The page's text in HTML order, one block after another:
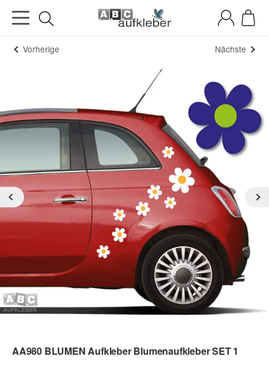
Vorherige Nächste
AA980 BLUMEN Aufkleber Blumenaufkleber SET 1